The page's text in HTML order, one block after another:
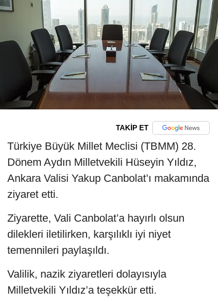
TAKİP ET
Türkiye Büyük Millet Meclisi (TBMM) 28.
Dönem Aydın Milletvekili Hüseyin Yıldız,
Ankara Valisi Yakup Canbolat’ı makamında
ziyaret etti.
Ziyarette, Vali Canbolat’a hayırlı olsun
dilekleri iletilirken, karşılıklı iyi niyet
temennileri paylaşıldı.
Valilik, nazik ziyaretleri dolayısıyla
Milletvekili Yıldız’a teşekkür etti.